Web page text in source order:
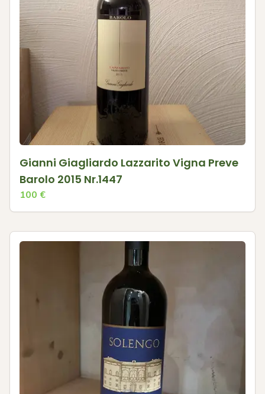
Gianni Giagliardo Lazzarito Vigna Preve
Barolo 2015 Nr.1447
100 €